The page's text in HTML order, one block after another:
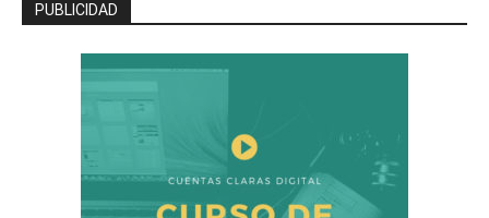
PUBLICIDAD